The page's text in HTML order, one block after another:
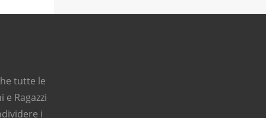
tutte le
Ragazzi
i